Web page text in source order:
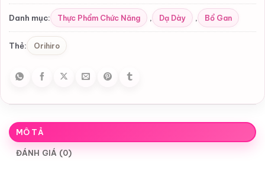
Danh mục: Thực Phẩm Chức Năng , Dạ Dày , Bổ Gan
Thẻ: Orihiro
MÔ TẢ
ĐÁNH GIÁ (0)